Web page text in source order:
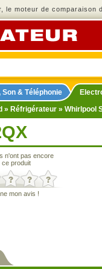
le moteur de comparaison
Son & Téléphonie
» Réfrigérateur » Whirlpool
n'ont pas encore
ce produit
mon avis !